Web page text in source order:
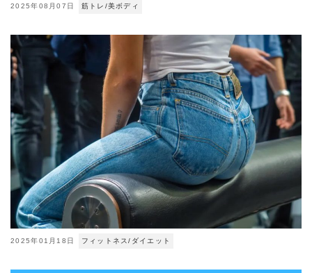
2025年08月07日 筋トレ/美ボディ
2025年01月18日 フィットネス/ダイエット